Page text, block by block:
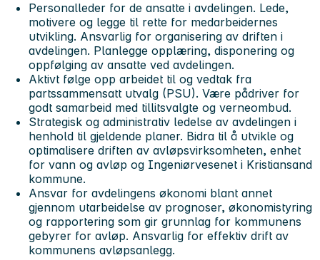
Personalleder for de ansatte i avdelingen. Lede,
motivere og legge til rette for medarbeidernes
utvikling. Ansvarlig for organisering av driften i
avdelingen. Planlegge opplæring, disponering og
oppfølging av ansatte ved avdelingen.
Aktivt følge opp arbeidet til og vedtak fra
partssammensatt utvalg (PSU). Være pådriver for
godt samarbeid med tillitsvalgte og verneombud.
Strategisk og administrativ ledelse av avdelingen i
henhold til gjeldende planer. Bidra til å utvikle og
optimalisere driften av avløpsvirksomheten, enhet
for vann og avløp og Ingeniørvesenet i Kristiansand
kommune.
Ansvar for avdelingens økonomi blant annet
gjennom utarbeidelse av prognoser, økonomistyring
og rapportering som gir grunnlag for kommunens
gebyrer for avløp. Ansvarlig for effektiv drift av
kommunens avløpsanlegg.